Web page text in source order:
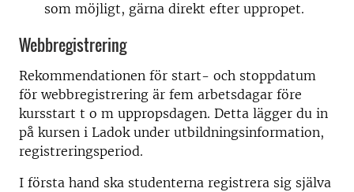
som möjligt, gärna direkt efter uppropet.
Webbregistrering
Rekommendationen för start- och stoppdatum
för webbregistrering är fem arbetsdagar före
kursstart t o m uppropsdagen. Detta lägger du in
på kursen i Ladok under utbildningsinformation,
registreringsperiod.
I första hand ska studenterna registrera sig själva